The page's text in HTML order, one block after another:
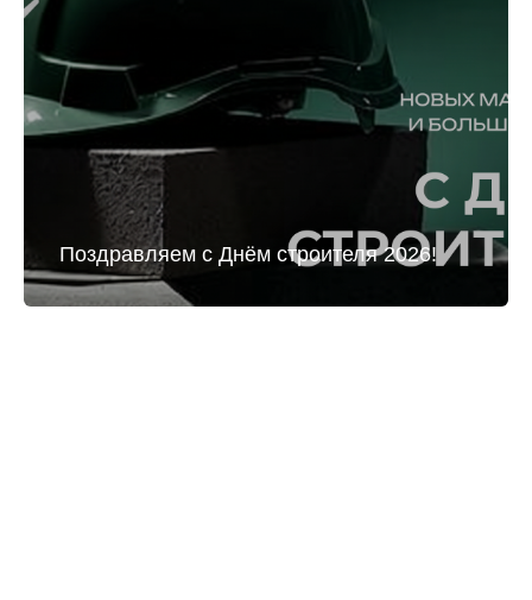
Поздравляем с Днём строителя 2026!